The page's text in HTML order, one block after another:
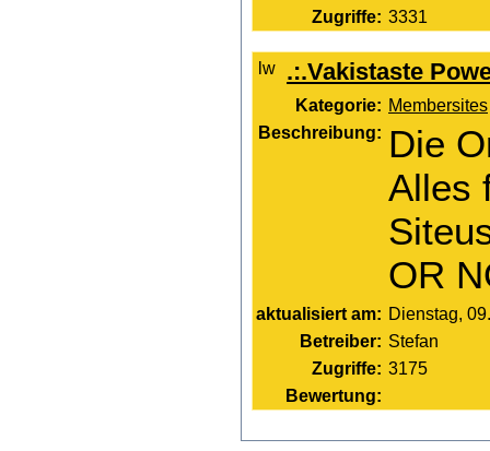
Zugriffe: 3331
.:.Vakistaste
Kategorie: Membersites
Beschreibung: Die
Alles
OR
aktualisiert am: Dienstag,
Betreiber: Stefan
Zugriffe: 3175
Bewertung: